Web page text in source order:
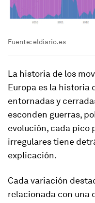
Fuente: eldiario.es
La historia de los
Europa es la historia
entornadas y
esconden guerras,
evolución, cada pico
irregulares tiene
explicación.
Cada variación
relacionada con una